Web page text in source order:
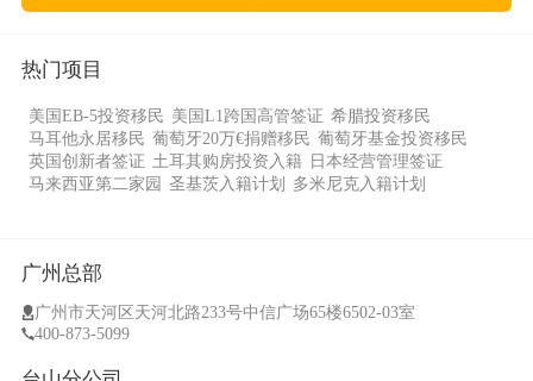
热门项目
美国EB-5投资移民 美国L1跨国高管签证 希腊投资移民
马耳他永居移民 葡萄牙20万€捐赠移民 葡萄牙基金投资移民
英国创新者签证 土耳其购房投资入籍 日本经营管理签证
马来西亚第二家园 圣基茨入籍计划 多米尼克入籍计划
广州总部
广州市天河区天河北路233号中信广场65楼6502-03室
400-873-5099